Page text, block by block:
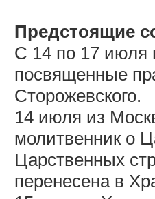
Предстоящие
С 14 по 17 июля
посвященные
Сторожевского.
14 июля из
молитвенник о
Царственных
перенесена в